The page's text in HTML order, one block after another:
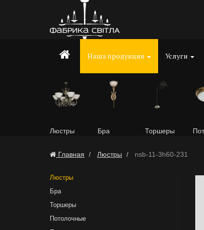
Наша продукция Услуги
Люстры Бра Торшеры
Главная Люстры nsb-11-3h60-231
Люстры
Бра
Торшеры
Потолочные